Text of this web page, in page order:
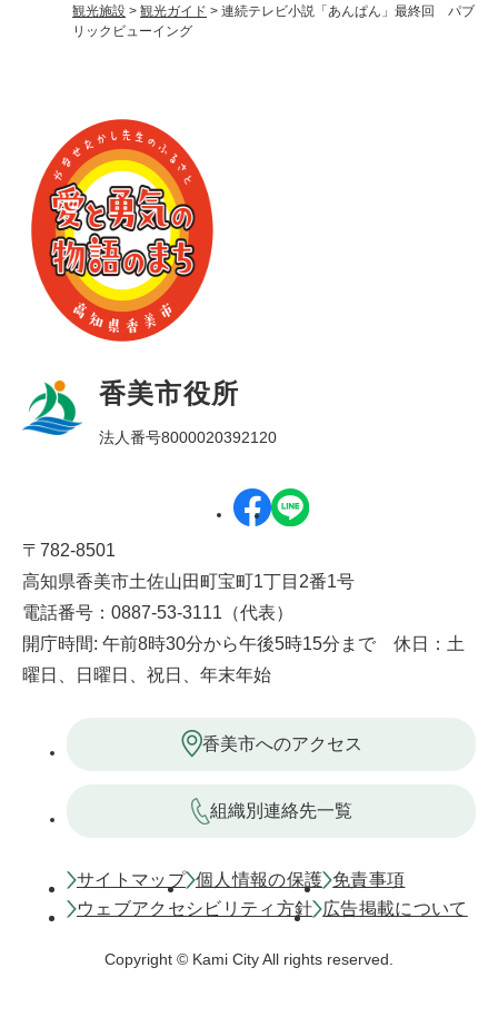
観光施設 > 観光ガイド > 連続テレビ小説「あんぱん」最終回 パブ
リックビューイング
香美市役所
法人番号8000020392120
〒782-8501
高知県香美市土佐山田町宝町1丁目2番1号
電話番号：0887-53-3111（代表）
開庁時間: 午前8時30分から午後5時15分まで 休日：土
曜日、日曜日、祝日、年末年始
香美市へのアクセス
組織別連絡先一覧
サイトマップ 個人情報の保護 免責事項
ウェブアクセシビリティ方針
広告掲載について
Copyright © Kami City All rights reserved.